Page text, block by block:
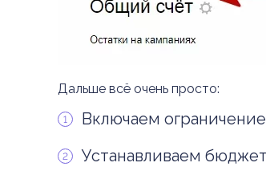
Дальше всё очень просто:
Включаем ограничение
Устанавливаем